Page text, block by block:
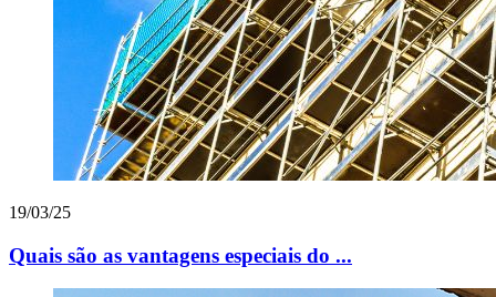
19/03/25
Quais são as vantagens especiais do ...